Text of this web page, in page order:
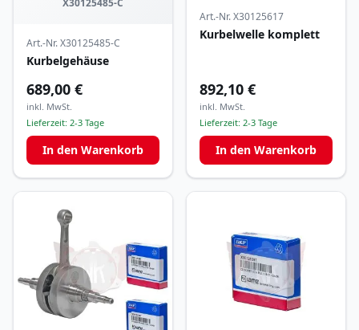
X30125485-C
Art.-Nr.X30125485-C
Kurbelgehäuse
689,00 €
inkl. MwSt.
Lieferzeit: 2-3 Tage
In den Warenkorb
Art.-Nr.X30125617
Kurbelwelle komplett
892,10 €
inkl. MwSt.
Lieferzeit: 2-3 Tage
In den Warenkorb